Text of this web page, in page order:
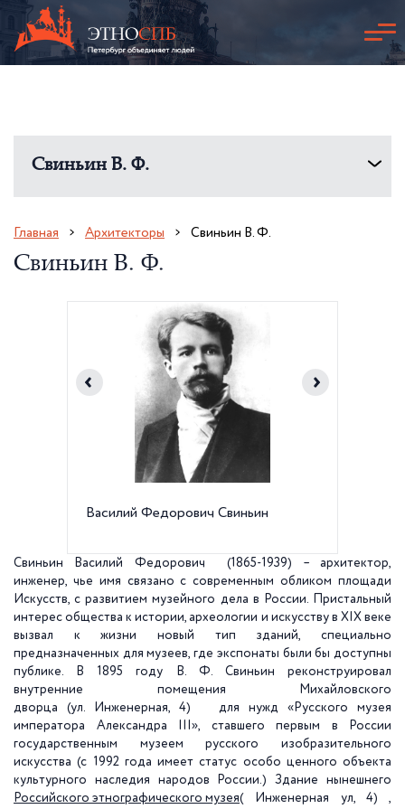
Свиньин В. Ф.
Главная Архитекторы Свиньин В. Ф.
Свиньин В. Ф.
Василий Федорович Свиньин
Свиньин Василий Федорович (1865-1939) – архитектор,
инженер, чье имя связано с современным обликом площади
Искусств, с развитием музейного дела в России. Пристальный
интерес общества к истории, археологии и искусству в XIX веке
вызвал к жизни новый тип зданий, специально
предназначенных для музеев, где экспонаты были бы доступны
публике. В 1895 году В. Ф. Свиньин реконструировал
внутренние помещения Михайловского
дворца (ул. Инженерная, 4) для нужд «Русского музея
императора Александра III», ставшего первым в России
государственным музеем русского изобразительного
искусства (с 1992 года имеет статус особо ценного объекта
культурного наследия народов России.) Здание нынешнего
Российского этнографического музея( Инженерная ул, 4) ,